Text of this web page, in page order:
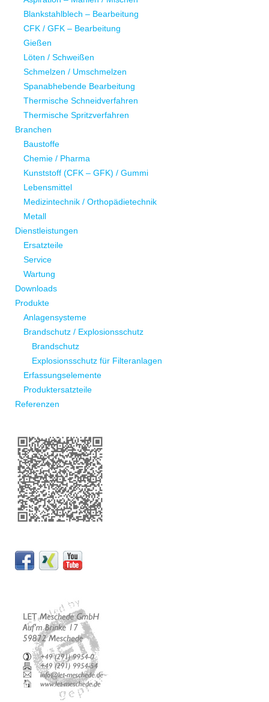
Blankstahlblech – Bearbeitung
CFK / GFK – Bearbeitung
Gießen
Löten / Schweißen
Schmelzen / Umschmelzen
Spanabhebende Bearbeitung
Thermische Schneidverfahren
Thermische Spritzverfahren
Branchen
Baustoffe
Chemie / Pharma
Kunststoff (CFK – GFK) / Gummi
Lebensmittel
Medizintechnik / Orthopädietechnik
Metall
Dienstleistungen
Ersatzteile
Service
Wartung
Downloads
Produkte
Anlagensysteme
Brandschutz / Explosionsschutz
Brandschutz
Explosionsschutz für Filteranlagen
Erfassungselemente
Produktersatzteile
Referenzen